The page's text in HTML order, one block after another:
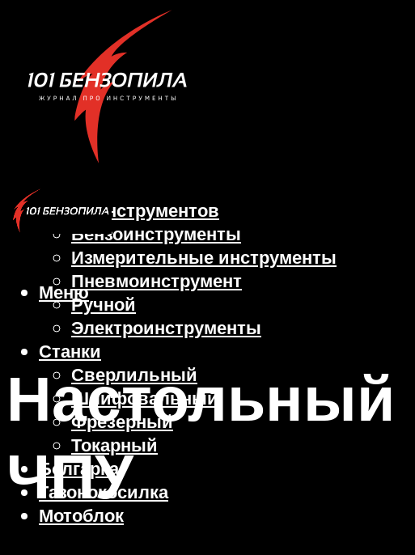
Виды инструментов
Бензоинструменты
Измерительные инструменты
Пневмоинструмент
Ручной
Электроинструменты
Станки
Сверлильный
Шлифовальный
Фрезерный
Токарный
Болгарка
Газонокосилка
Мотоблок
Меню
Настольный
ЧПУ